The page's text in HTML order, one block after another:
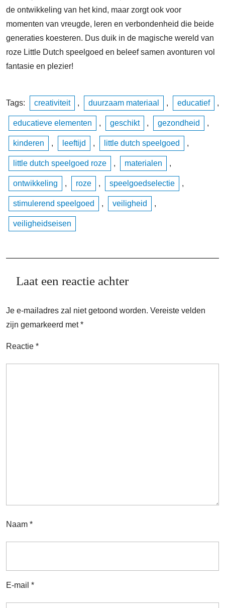
de ontwikkeling van het kind, maar zorgt ook voor
momenten van vreugde, leren en verbondenheid die beide
generaties koesteren. Dus duik in de magische wereld van
roze Little Dutch speelgoed en beleef samen avonturen vol
fantasie en plezier!
Tags: creativiteit , duurzaam materiaal , educatief ,
educatieve elementen , geschikt , gezondheid ,
kinderen , leeftijd , little dutch speelgoed ,
little dutch speelgoed roze , materialen ,
ontwikkeling , roze , speelgoedselectie ,
stimulerend speelgoed , veiligheid ,
veiligheidseisen
Laat een reactie achter
Je e-mailadres zal niet getoond worden. Vereiste velden
zijn gemarkeerd met*
Reactie *
Naam *
E-mail *